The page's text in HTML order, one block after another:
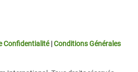
Confidentialité|Conditions Générales